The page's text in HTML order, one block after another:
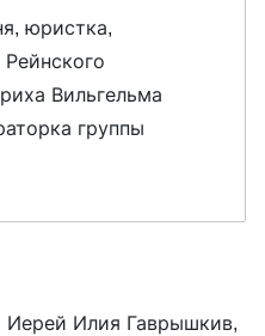
юристка,
Вильгельма
группы
Иерей Илия Гаврышкив,